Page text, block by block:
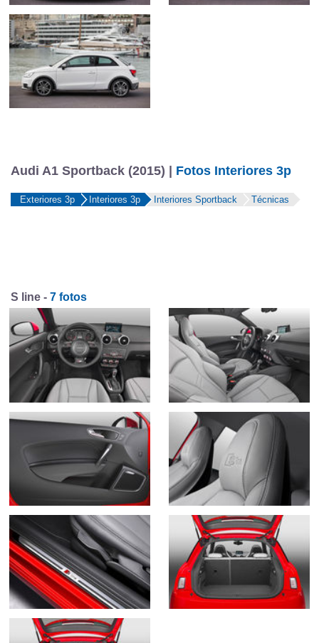
Audi A1 Sportback (2015) | Fotos Interiores 3p
Exteriores 3p Interiores 3p Interiores Sportback Técnicas
S line - 7 fotos